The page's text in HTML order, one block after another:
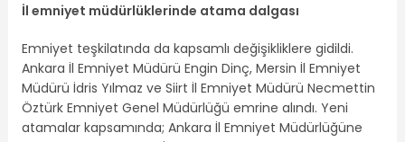
İl emniyet müdürlüklerinde atama dalgası
Emniyet teşkilatında da kapsamlı değişikliklere gidildi.
Ankara İl Emniyet Müdürü Engin Dinç, Mersin İl Emniyet
Müdürü İdris Yılmaz ve Siirt İl Emniyet Müdürü Necmettin
Öztürk Emniyet Genel Müdürlüğü emrine alındı. Yeni
atamalar kapsamında; Ankara İl Emniyet Müdürlüğüne